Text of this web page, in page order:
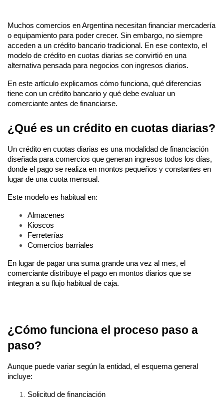
Muchos comercios en Argentina necesitan financiar mercadería
o equipamiento para poder crecer. Sin embargo, no siempre
acceden a un crédito bancario tradicional. En ese contexto, el
modelo de crédito en cuotas diarias se convirtió en una
alternativa pensada para negocios con ingresos diarios.
En este artículo explicamos cómo funciona, qué diferencias
tiene con un crédito bancario y qué debe evaluar un
comerciante antes de financiarse.
¿Qué es un crédito en cuotas diarias?
Un crédito en cuotas diarias es una modalidad de financiación
diseñada para comercios que generan ingresos todos los días,
donde el pago se realiza en montos pequeños y constantes en
lugar de una cuota mensual.
Este modelo es habitual en:
Almacenes
Kioscos
Ferreterías
Comercios barriales
En lugar de pagar una suma grande una vez al mes, el
comerciante distribuye el pago en montos diarios que se
integran a su flujo habitual de caja.
¿Cómo funciona el proceso paso a
paso?
Aunque puede variar según la entidad, el esquema general
incluye:
Solicitud de financiación